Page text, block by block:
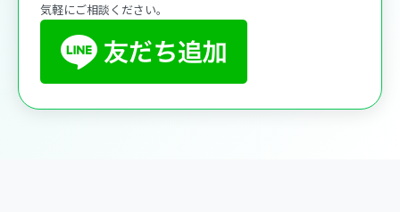
気軽にご相談ください。